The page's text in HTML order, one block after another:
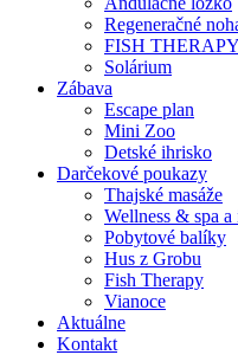
Regeneračné
FISH THERAPY
Solárium
Zábava
Escape plan
Mini Zoo
Detské ihrisko
Darčekové poukazy
Thajské masáže
Wellness & spa a
Pobytové balíky
Hus z Grobu
Fish Therapy
Vianoce
Aktuálne
Kontakt